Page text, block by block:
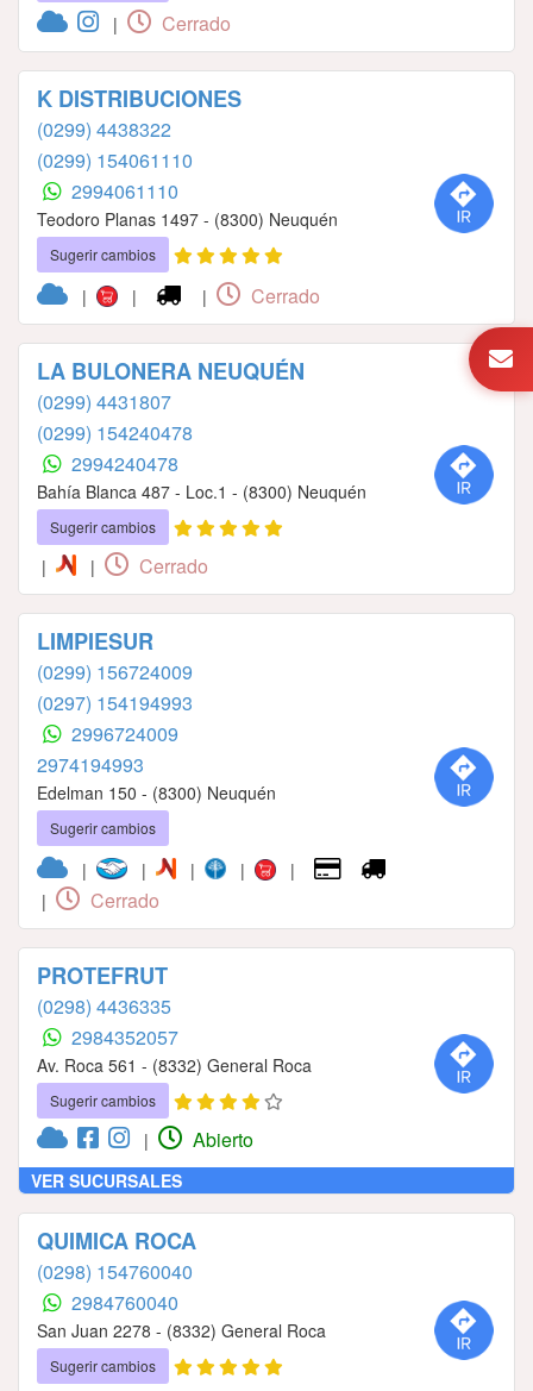
| Cerrado
K DISTRIBUCIONES
(0299) 4438322
(0299) 154061110
2994061110
Teodoro Planas 1497 - (8300) Neuquén
Sugerir cambios
| | | Cerrado
LA BULONERA NEUQUÉN
(0299) 4431807
(0299) 154240478
2994240478
Bahía Blanca 487 - Loc.1 - (8300) Neuquén
Sugerir cambios
| | Cerrado
LIMPIESUR
(0299) 156724009
(0297) 154194993
2996724009
2974194993
Edelman 150 - (8300) Neuquén
Sugerir cambios
| | | |
|
|
Cerrado
PROTEFRUT
(0298) 4436335
2984352057
Av. Roca 561 - (8332) General Roca
Sugerir cambios
| Abierto
VER SUCURSALES
QUIMICA ROCA
(0298) 154760040
2984760040
San Juan 2278 - (8332) General Roca
Sugerir cambios